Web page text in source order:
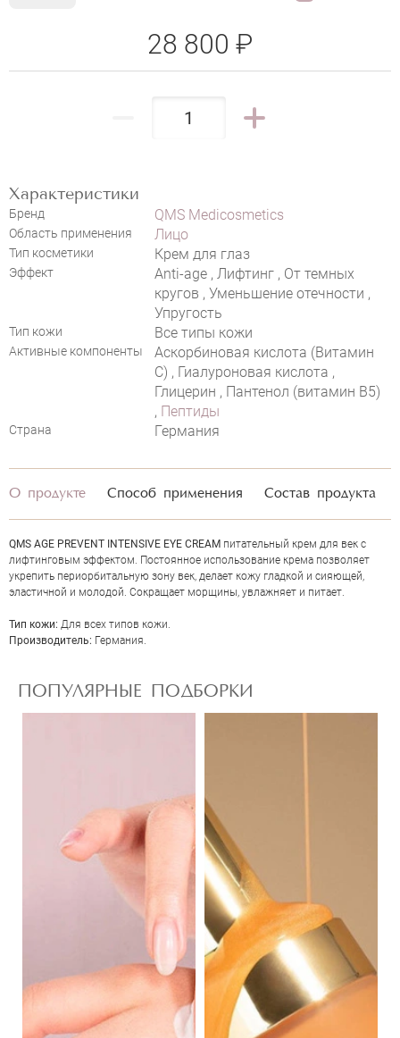
QMS AGE PREVENT INTENSIVE EYE
CREAM
Характеристики
Бренд QMS Medicosmetics
Область применения Лицо
Тип косметики Крем для глаз
Эффект
Anti-age , Лифтинг , От темных
кругов , Уменьшение отечности ,
Упругость
Тип кожи Все типы кожи
Активные компоненты
Аскорбиновая кислота (Витамин
С) , Гиалуроновая кислота ,
Глицерин , Пантенол (витамин B5)
, Пептиды
Страна Германия
28 800 ₽
ОЦЕНКА
О продукте Способ применения Состав продукта
QMS AGE PREVENT INTENSIVE EYE CREAM питательный крем для век с
лифтинговым эффектом. Постоянное использование крема позволяет
укрепить периорбитальную зону век, делает кожу гладкой и сияющей,
эластичной и молодой. Сокращает морщины, увлажняет и питает.
Тип кожи: Для всех типов кожи.
Производитель: Германия.
ПОПУЛЯРНЫЕ ПОДБОРКИ